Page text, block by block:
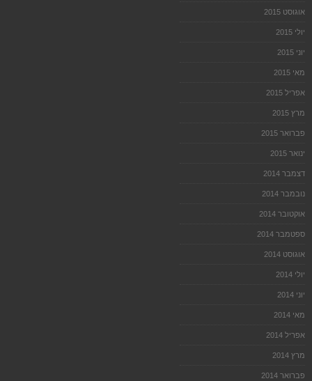
אוגוסט 2015
יולי 2015
יוני 2015
מאי 2015
אפריל 2015
מרץ 2015
פברואר 2015
ינואר 2015
דצמבר 2014
נובמבר 2014
אוקטובר 2014
ספטמבר 2014
אוגוסט 2014
יולי 2014
יוני 2014
מאי 2014
אפריל 2014
מרץ 2014
פברואר 2014